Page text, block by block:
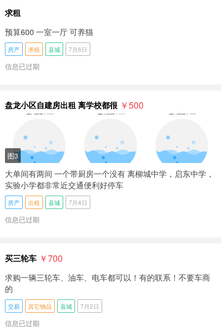
求租
预算600 一室一厅 可养猫
房产 求租 县城 7月6日
信息已过期
盘龙小区自建房出租 离学校都很 ￥500
图3
大单间有两间 一个带厨房一个没有 离柳城中学，启东中学，
实验小学都非常近交通便利好停车
房产 出租 县城 7月4日
信息已过期
买三轮车 ￥700
求购一辆三轮车、油车、电车都可以！有的联系！不要车商
的
交易 其它物品 县城 7月2日
信息已过期